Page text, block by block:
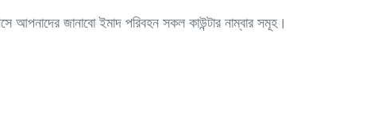
আপনাদের জানাবো ইমাদ পরিবহন সকল কাউন্টার নাম্বার সমূহ।